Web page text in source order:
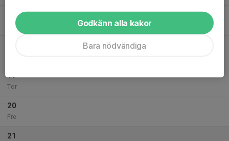
Tis
19
Tor
20
Fre
21
Godkänn alla kakor
Bara nödvändiga